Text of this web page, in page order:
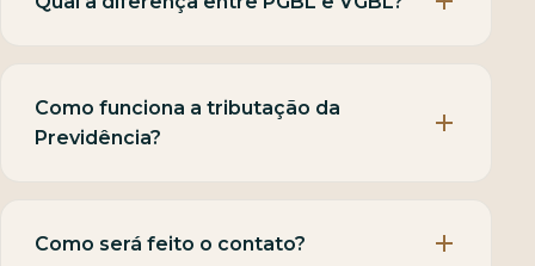
Como funciona a tributação da
Previdência?
Como será feito o contato?